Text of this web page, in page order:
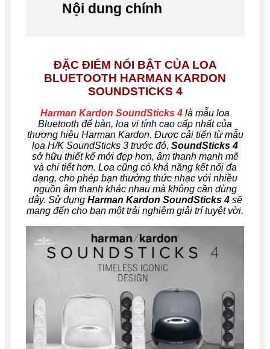
Nội dung chính
ĐẶC ĐIỂM NỔI BẬT CỦA LOA
BLUETOOTH HARMAN KARDON
SOUNDSTICKS 4
Harman Kardon SoundSticks 4 là mẫu loa
Bluetooth để bàn, loa vi tính cao cấp nhất của
thương hiệu Harman Kardon. Được cải tiến từ mẫu
loa H/K SoundSticks 3 trước đó, SoundSticks 4
sở hữu thiết kế mới đẹp hơn, âm thanh mạnh mẽ
và chi tiết hơn. Loa cũng có khả năng kết nối đa
dạng, cho phép bạn thưởng thức nhạc với nhiều
nguồn âm thanh khác nhau mà không cần dùng
dây. Sử dụng Harman Kardon SoundSticks 4 sẽ
mang đến cho bạn một trải nghiệm giải trí tuyệt vời.